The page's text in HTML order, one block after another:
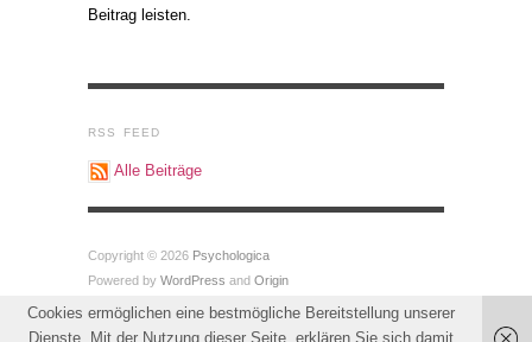
Beitrag leisten.
RSS FEED
Alle Beiträge
Copyright © 2026 Psychologica
Powered by WordPress and Origin
Cookies ermöglichen eine bestmögliche Bereitstellung unserer
Dienste. Mit der Nutzung dieser Seite, erklären Sie sich damit